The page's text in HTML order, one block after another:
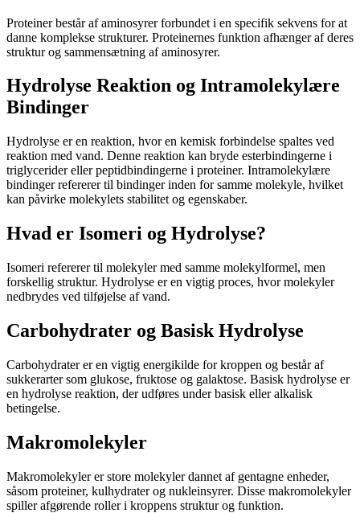
Proteiner består af aminosyrer forbundet i en specifik sekvens for at
danne komplekse strukturer. Proteinernes funktion afhænger af deres
struktur og sammensætning af aminosyrer.
Hydrolyse Reaktion og Intramolekylære
Bindinger
Hydrolyse er en reaktion, hvor en kemisk forbindelse spaltes ved
reaktion med vand. Denne reaktion kan bryde esterbindingerne i
triglycerider eller peptidbindingerne i proteiner. Intramolekylære
bindinger refererer til bindinger inden for samme molekyle, hvilket
kan påvirke molekylets stabilitet og egenskaber.
Hvad er Isomeri og Hydrolyse?
Isomeri refererer til molekyler med samme molekylformel, men
forskellig struktur. Hydrolyse er en vigtig proces, hvor molekyler
nedbrydes ved tilføjelse af vand.
Carbohydrater og Basisk Hydrolyse
Carbohydrater er en vigtig energikilde for kroppen og består af
sukkerarter som glukose, fruktose og galaktose. Basisk hydrolyse er
en hydrolyse reaktion, der udføres under basisk eller alkalisk
betingelse.
Makromolekyler
Makromolekyler er store molekyler dannet af gentagne enheder,
såsom proteiner, kulhydrater og nukleinsyrer. Disse makromolekyler
spiller afgørende roller i kroppens struktur og funktion.